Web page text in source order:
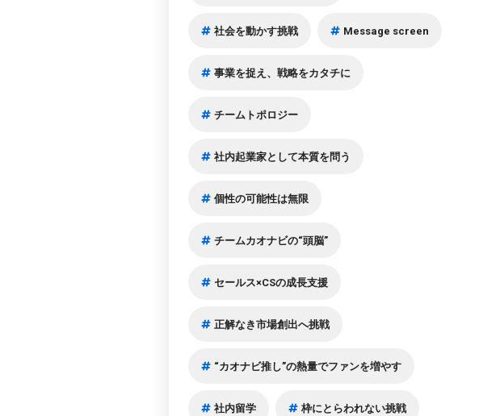
社会を動かす挑戦 Message screen
事業を捉え、戦略をカタチに
チームトポロジー
社内起業家として本質を問う
個性の可能性は無限
チームカオナビの“頭脳”
セールス×CSの成長支援
正解なき市場創出へ挑戦
“カオナビ推し”の熱量でファンを増やす
社内留学 枠にとらわれない挑戦